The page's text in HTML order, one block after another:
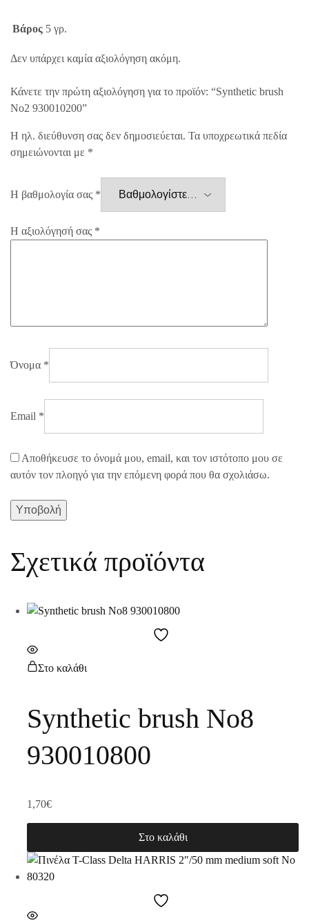
Βάρος 5 γρ.
Δεν υπάρχει καμία αξιολόγηση ακόμη.
Κάνετε την πρώτη αξιολόγηση για το προϊόν: “Synthetic brush
No2 930010200”
Η ηλ. διεύθυνση σας δεν δημοσιεύεται. Τα υποχρεωτικά πεδία
σημειώνονται με *
Η βαθμολογία σας *
Η αξιολόγησή σας *
Όνομα *
Email *
Αποθήκευσε το όνομά μου, email, και τον ιστότοπο μου σε
αυτόν τον πλοηγό για την επόμενη φορά που θα σχολιάσω.
Σχετικά προϊόντα
Στο καλάθι
Synthetic brush No8
930010800
1,70€
Στο καλάθι